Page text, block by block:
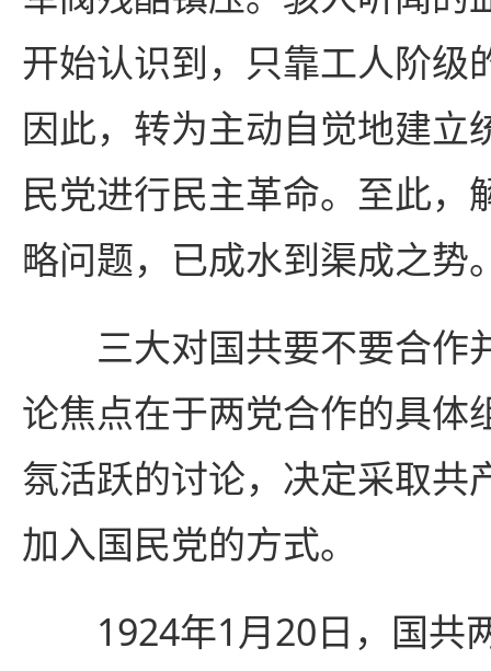
开始认识到，只靠工人阶级
因此，转为主动自觉地建立
民党进行民主革命。至此，
略问题，已成水到渠成之势
三大对国共要不要合作
论焦点在于两党合作的具体
氛活跃的讨论，决定采取共
加入国民党的方式。
1924年1月20日，国共